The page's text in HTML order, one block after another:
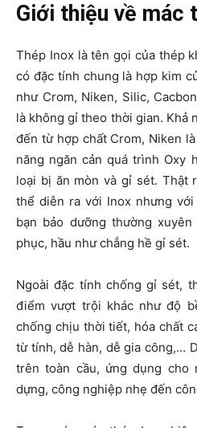
Giới thiệu về mác
Thép Inox là tên gọi của thép
có đặc tính chung là hợp kim
như Crom, Niken, Silic,
là không gỉ theo thời gian. Khả
đến từ hợp chất Crom, Niken
năng ngăn cản quá trình Oxy
loại bị ăn mòn và gỉ sét. Thật
thể diễn ra với Inox nhưng
bạn bảo dưỡng thường
phục, hầu như chẳng hề gỉ sét.
Ngoài đặc tính chống gỉ sét,
điểm vượt trội khác như độ
chống chịu thời tiết, hóa chất
từ tính, dễ hàn, dễ gia công,…
trên toàn cầu, ứng dụng
dựng, công nghiệp nhẹ đến